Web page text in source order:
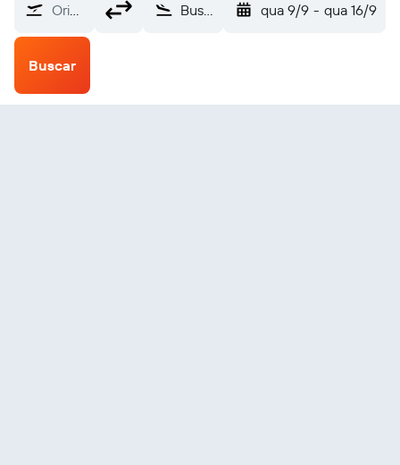
Origem Busselton Margaret River (BQB) qua 9/9 - qua 16/9
Buscar